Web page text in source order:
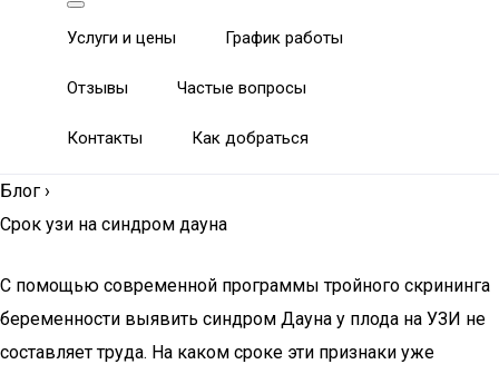
Услуги и цены График работы
Отзывы Частые вопросы
Контакты Как добраться
Блог ›
Срок узи на синдром дауна
С помощью современной программы тройного скрининга
беременности выявить синдром Дауна у плода на УЗИ не
составляет труда. На каком сроке эти признаки уже